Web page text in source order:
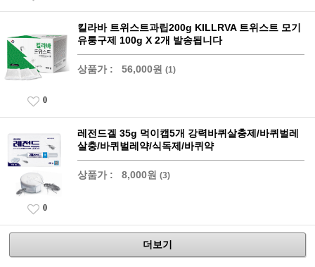
킬라바 트위스트과립200g KILLRVA 트위스트 모기
유퉁구제 100g X 2개 발송됩니다
상품가 : 56,000원 (1)
0
레전드겔 35g 먹이캡5개 강력바퀴살충제/바퀴벌레
살충/바퀴벌레약/식독제/바퀴약
상품가 : 8,000원 (3)
0
더보기